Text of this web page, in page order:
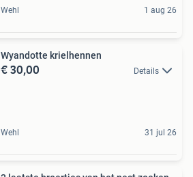
Wehl 1 aug 26
Wyandotte krielhennen
€ 30,00 Details
Wehl 31 jul 26